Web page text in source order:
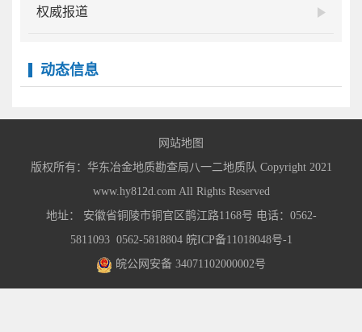
权威报道
动态信息
网站地图
版权所有：华东冶金地质勘查局八一二地质队 Copyright 2021
www.hy812d.com All Rights Reserved
地址： 安徽省铜陵市铜官区鹊江路1168号 电话：0562-
5811093 0562-5818804 皖ICP备11018048号-1
皖公网安备 34071102000002号